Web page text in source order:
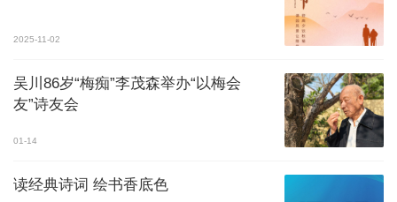
2025-11-02
吴川86岁“梅痴”李茂森举办“以梅会
友”诗友会
01-14
读经典诗词 绘书香底色